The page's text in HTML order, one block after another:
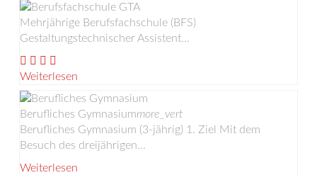
Mehrjährige Berufsfachschule (BFS)
Gestaltungstechnischer Assistent...
Weiterlesen
Berufliches Gymnasiummore_vert
Berufliches Gymnasium (3-jährig) 1. Ziel Mit dem
Besuch des dreijährigen...
Weiterlesen